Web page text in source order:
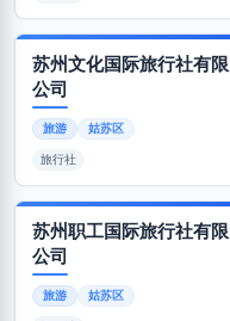
苏州文化国际旅行社有限
公司
旅游 姑苏区
旅行社
苏州职工国际旅行社有限
公司
旅游 姑苏区